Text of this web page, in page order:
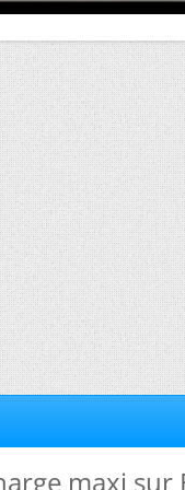
maxi sur